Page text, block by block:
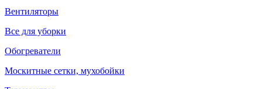
Вентиляторы
Все для уборки
Обогреватели
Москитные сетки, мухобойки